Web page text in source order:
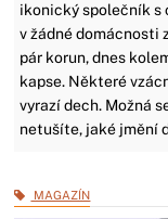
ikonický společník s
v žádné domácnosti
pár korun, dnes
kapse. Některé
vyrazí dech. Možná
netušíte, jaké jmění
MAGAZÍN